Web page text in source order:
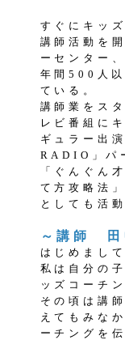
すぐにキッ
講師活動を
ーセンター
年間500人以
ている。
講師業をス
レビ番組に
ギュラー出
RADIO」パ
「ぐんぐん
て方攻略法
としても活
～講師 田
はじめまし
私は自分の
ッズコーチ
その頃は講
えてもみな
ーチングを